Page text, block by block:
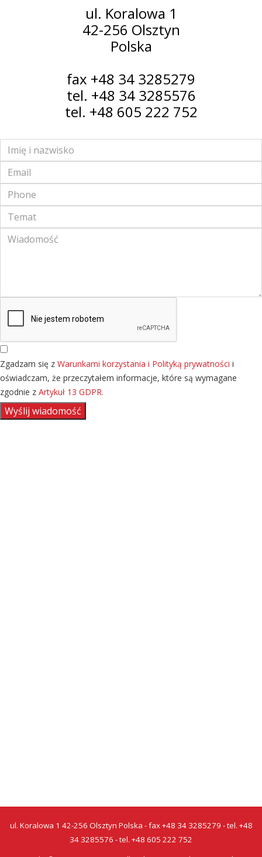
ul. Koralowa 1
42-256 Olsztyn
Polska
fax +48 34 3285279
tel. +48 34 3285576
tel. +48 605 222 752
Zgadzam się z Warunkami korzystania i Polityką prywatności i
oświadczam, że przeczytałem informacje, które są wymagane
zgodnie z Artykuł 13 GDPR.
Wyślij wiadomość
ul. Koralowa 1 42-256 Olsztyn Polska - fax +48 34 3285279 - tel. +48
34 3285576 - tel. +48 605 222 752